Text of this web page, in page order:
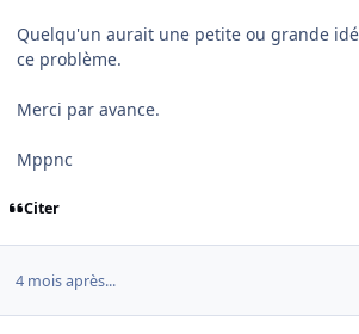
Quelqu'un aurait une petite ou grande
ce problème.
Merci par avance.
Mppnc
Citer
4 mois après...